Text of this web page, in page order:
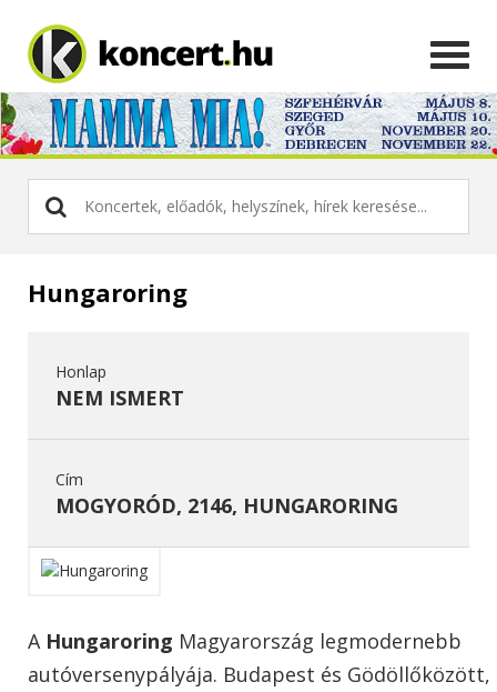
Hungaroring
Honlap
NEM ISMERT
Cím
MOGYORÓD, 2146, HUNGARORING
A Hungaroring Magyarország legmodernebb
autóversenypályája. Budapest és Gödöllőközött,